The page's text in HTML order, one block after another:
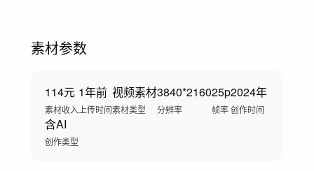
素材参数
114元
素材收入
1年前
上传时间
视频素材
素材类型
3840*2160
分辨率
25p
帧率
2024年
创作时间
含AI
创作类型